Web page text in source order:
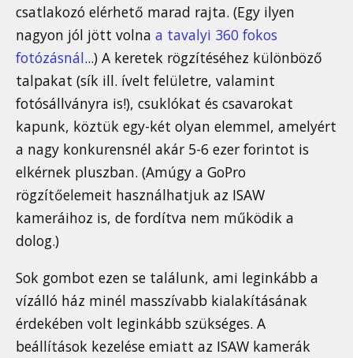
csatlakozó elérhető marad rajta. (Egy ilyen
nagyon jól jött volna a tavalyi 360 fokos
fotózásnál...) A keretek rögzítéséhez különböző
talpakat (sík ill. ívelt felületre, valamint
fotósállványra is!), csuklókat és csavarokat
kapunk, köztük egy-két olyan elemmel, amelyért
a nagy konkurensnél akár 5-6 ezer forintot is
elkérnek pluszban. (Amúgy a GoPro
rögzítőelemeit használhatjuk az ISAW
kameráihoz is, de fordítva nem működik a
dolog.)
Sok gombot ezen se találunk, ami leginkább a
vízálló ház minél masszívabb kialakításának
érdekében volt leginkább szükséges. A
beállítások kezelése emiatt az ISAW kamerák